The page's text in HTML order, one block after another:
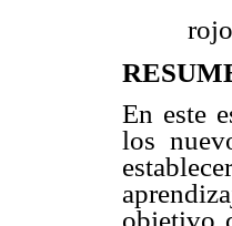
En este
los
objetivo